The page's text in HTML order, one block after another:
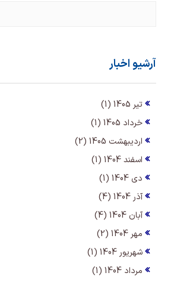
آرشیو اخبار
تیر 1405 (1)
خرداد 1405 (1)
اردیبهشت 1405 (2)
اسفند 1404 (1)
دی 1404 (1)
آذر 1404 (4)
آبان 1404 (4)
مهر 1404 (2)
شهریور 1404 (1)
مرداد 1404 (1)